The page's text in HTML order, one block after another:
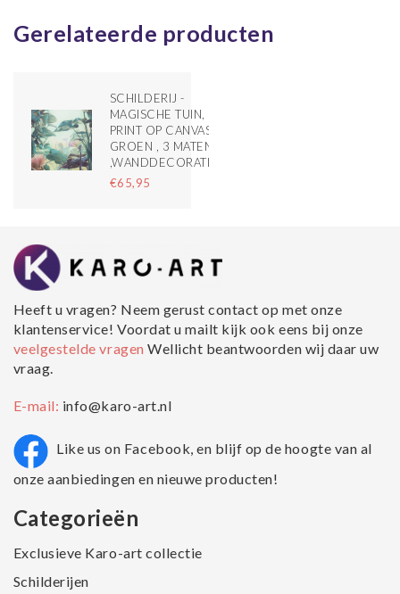
Gerelateerde producten
SCHILDERIJ -
MAGISCHE TUIN,
PRINT OP CANVAS,
GROEN , 3 MATEN
,WANDDECORATIE
€65,95
Heeft u vragen? Neem gerust contact op met onze
klantenservice! Voordat u mailt kijk ook eens bij onze
veelgestelde vragenWellicht beantwoorden wij daar uw
vraag.
E-mail: info@karo-art.nl
Like us on Facebook, en blijf op de hoogte van al
onze aanbiedingen en nieuwe producten!
Categorieën
Exclusieve Karo-art collectie
Schilderijen